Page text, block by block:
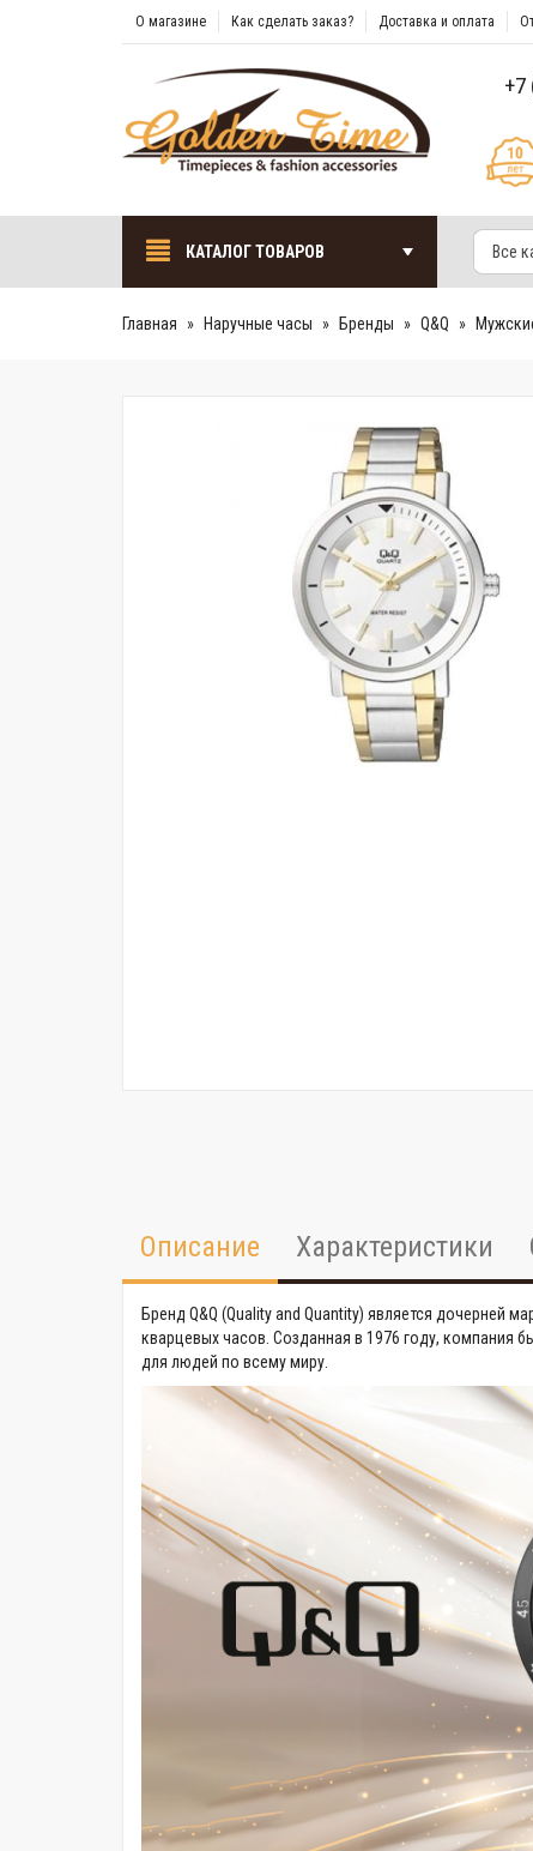
О магазине Как сделать заказ? Доставка и оплата
+7
КАТАЛОГ ТОВАРОВ Все
Главная Наручные часы Бренды Q&Q
Описание Характеристики
Бренд Q&Q (Quality and Quantity) является дочерней
кварцевых часов. Созданная в 1976 году, компания
для людей по всему миру.